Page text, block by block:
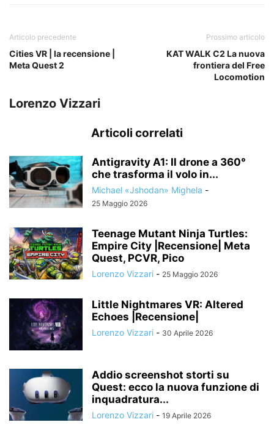
Articolo precedente
Cities VR | la recensione |
Meta Quest 2
Prossimo articolo
KAT WALK C2 La nuova
frontiera del Free
Locomotion
Lorenzo Vizzari
Articoli correlati
Antigravity A1: Il drone a 360°
che trasforma il volo in...
Michael «Jshodan» Mighela -
25 Maggio 2026
Teenage Mutant Ninja Turtles:
Empire City |Recensione| Meta
Quest, PCVR, Pico
Lorenzo Vizzari - 25 Maggio 2026
Little Nightmares VR: Altered
Echoes |Recensione|
Lorenzo Vizzari - 30 Aprile 2026
Addio screenshot storti su
Quest: ecco la nuova funzione di
inquadratura...
Lorenzo Vizzari - 19 Aprile 2026